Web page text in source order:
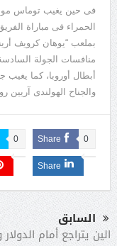
فى حين يغيب توماس
الحمراء فى مباراة
منافسات الجولة
أبطال أوروبا، كما يغيب
والجناح الهولندى آريين
Share 0
0
Share
السابق
الين يتراجع أمام